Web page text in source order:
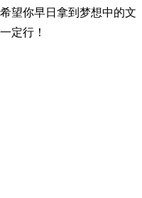
望你早日拿到梦想中的文
定行！